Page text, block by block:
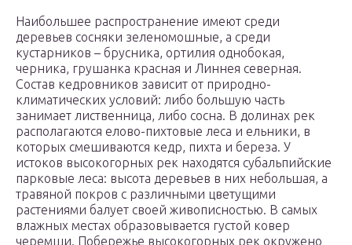
Наибольшее распространение имеют среди
деревьев сосняки зеленомошные, а среди
кустарников – брусника, ортилия однобокая,
черника, грушанка красная и Линнея северная.
Состав кедровников зависит от природно-
климатических условий: либо большую часть
занимает лиственница, либо сосна. В долинах рек
располагаются елово-пихтовые леса и ельники, в
которых смешиваются кедр, пихта и береза. У
истоков высокогорных рек находятся субальпийские
парковые леса: высота деревьев в них небольшая, а
травяной покров с различными цветущими
растениями балует своей живописностью. В самых
влажных местах образовывается густой ковер
черемши. Побережье высокогорных рек окружено